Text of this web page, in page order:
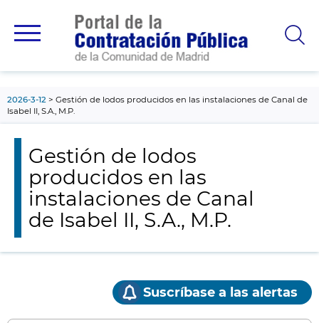
principal
2026-3-12
Gestión de lodos producidos en las instalaciones de Canal de
Isabel II, S.A., M.P.
Gestión de lodos
producidos en las
instalaciones de Canal
de Isabel II, S.A., M.P.
Suscríbase a las alertas